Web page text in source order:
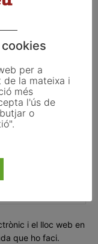
i el lloc web en
que ho faci.
per a
la mateixa i
més
l'ús de
o